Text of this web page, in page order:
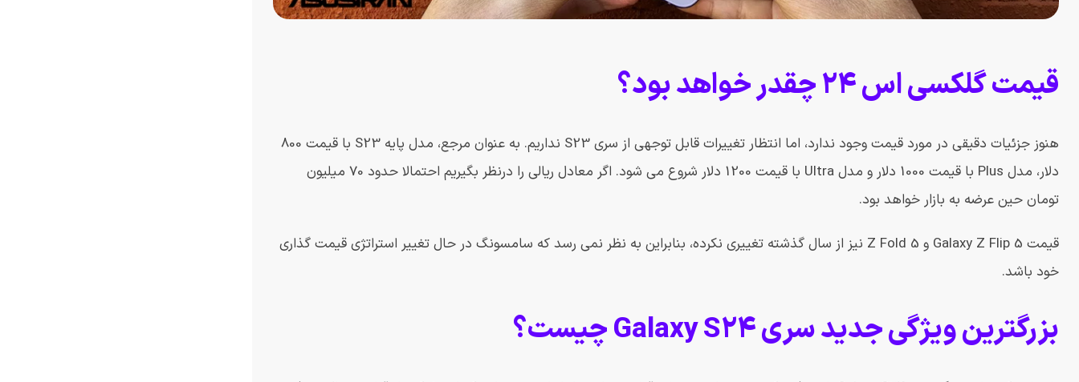
قیمت گلکسی اس 24 چقدر خواهد بود؟
هنوز جزئیات دقیقی در مورد قیمت وجود ندارد، اما انتظار تغییرات قابل توجهی از سری S23 نداریم. به عنوان مرجع، مدل پایه S23 با قیمت 800
دلار، مدل Plus با قیمت 1000 دلار و مدل Ultra با قیمت 1200 دلار شروع می شود. اگر معادل ریالی را درنظر بگیریم احتمالا حدود 70 میلیون
تومان حین عرضه به بازار خواهد بود.
قیمت Galaxy Z Flip 5 و Z Fold 5 نیز از سال گذشته تغییری نکرده، بنابراین به نظر نمی رسد که سامسونگ در حال تغییر استراتژی قیمت گذاری
خود باشد.
بزرگترین ویژگی جدید سری Galaxy S24 چیست؟